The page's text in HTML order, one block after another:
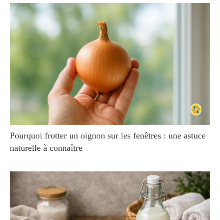
Pourquoi frotter un oignon sur les fenêtres : une astuce
naturelle à connaître